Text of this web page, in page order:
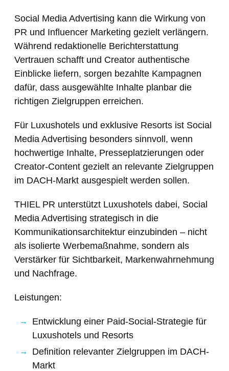
Social Media Advertising kann die Wirkung von
PR und Influencer Marketing gezielt verlängern.
Während redaktionelle Berichterstattung
Vertrauen schafft und Creator authentische
Einblicke liefern, sorgen bezahlte Kampagnen
dafür, dass ausgewählte Inhalte planbar die
richtigen Zielgruppen erreichen.
Für Luxushotels und exklusive Resorts ist Social
Media Advertising besonders sinnvoll, wenn
hochwertige Inhalte, Presseplatzierungen oder
Creator-Content gezielt an relevante Zielgruppen
im DACH-Markt ausgespielt werden sollen.
THIEL PR unterstützt Luxushotels dabei, Social
Media Advertising strategisch in die
Kommunikationsarchitektur einzubinden – nicht
als isolierte Werbemaßnahme, sondern als
Verstärker für Sichtbarkeit, Markenwahrnehmung
und Nachfrage.
Leistungen:
Entwicklung einer Paid-Social-Strategie für
Luxushotels und Resorts
Definition relevanter Zielgruppen im DACH-
Markt